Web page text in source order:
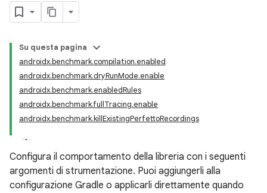
Su questa pagina
androidx.benchmark.compilation.enabled
androidx.benchmark.dryRunMode.enable
androidx.benchmark.enabledRules
androidx.benchmark.fullTracing.enable
androidx.benchmark.killExistingPerfettoRecordings
Configura il comportamento della libreria con i seguenti
argomenti di strumentazione. Puoi aggiungerli alla
configurazione Gradle o applicarli direttamente quando